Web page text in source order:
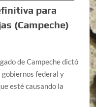
para
(Campeche)
de Campeche dictó
federal y
esté causando la